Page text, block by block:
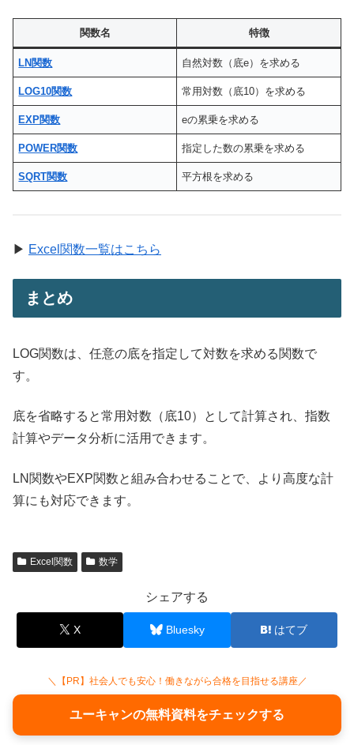
関数名 特徴
LN関数 自然対数（底e）を求める
LOG10関数 常用対数（底10）を求める
EXP関数 eの累乗を求める
POWER関数 指定した数の累乗を求める
SQRT関数 平方根を求める
▶ Excel関数一覧はこちら
まとめ
LOG関数は、任意の底を指定して対数を求める関数で
す。
底を省略すると常用対数（底10）として計算され、指数
計算やデータ分析に活用できます。
LN関数やEXP関数と組み合わせることで、より高度な計
算にも対応できます。
Excel関数 数学
シェアする
X Bluesky はてブ
＼【PR】社会人でも安心！働きながら合格を目指せる講座／
ユーキャンの無料資料をチェックする